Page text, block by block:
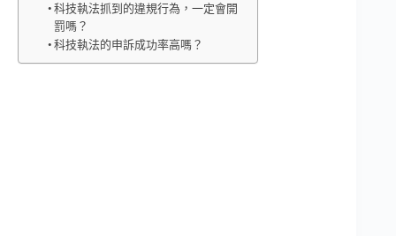
科技執法抓到的違規行為，一定會開
罰嗎？
科技執法的申訴成功率高嗎？